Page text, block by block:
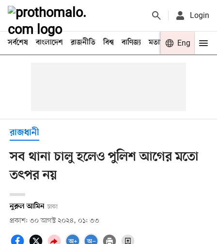
Login
সর্বশেষ বাংলাদেশ রাজনীতি বিশ্ব বাণিজ্য মতামত খেলা
Eng
রাজধানী
সব থানা চালু হলেও পুলিশ আগের মতো
তৎপর নয়
নুরুল আমিন ঢাকা
প্রকাশ: ৩০ আগস্ট ২০২৪, ০১: ৩৩